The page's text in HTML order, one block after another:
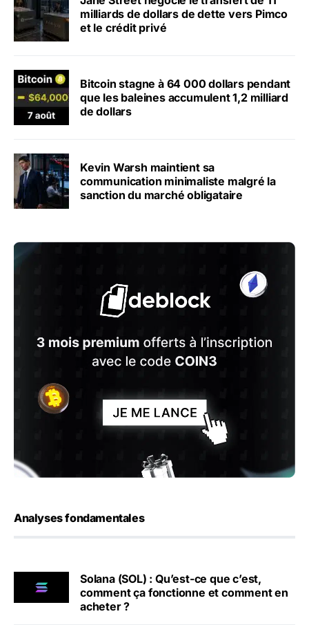
milliards de dollars de dette vers Pimco
et le crédit privé
Bitcoin stagne à 64 000 dollars pendant
que les baleines accumulent 1,2 milliard
de dollars
Kevin Warsh maintient sa
communication minimaliste malgré la
sanction du marché obligataire
Analyses fondamentales
Solana (SOL) : Qu’est-ce que c’est,
comment ça fonctionne et comment en
acheter ?